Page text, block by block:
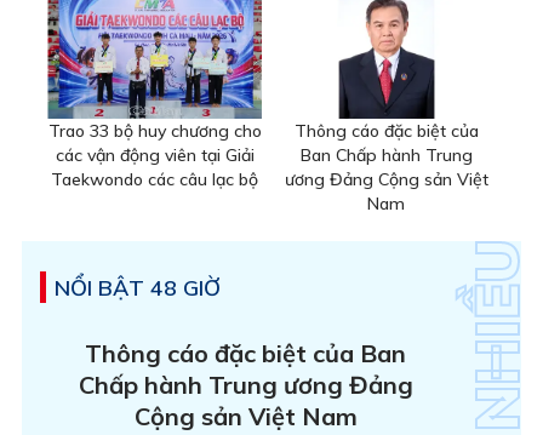
Trao 33 bộ huy chương cho
các vận động viên tại Giải
Taekwondo các câu lạc bộ
Thông cáo đặc biệt của
Ban Chấp hành Trung
ương Đảng Cộng sản Việt
Nam
NỔI BẬT 48 GIỜ
Thông cáo đặc biệt của Ban
Chấp hành Trung ương Đảng
Cộng sản Việt Nam